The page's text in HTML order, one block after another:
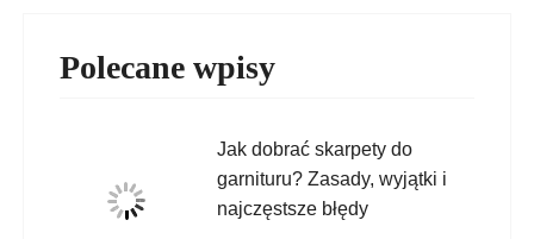
Polecane wpisy
Jak dobrać skarpety do
garnituru? Zasady, wyjątki i
najczęstsze błędy